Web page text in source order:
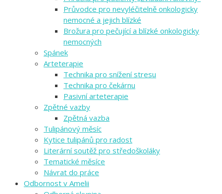
Průvodce pro nevyléčitelně onkologicky
nemocné a jejich blízké
Brožura pro pečující a blízké onkologicky
nemocných
Spánek
Arteterapie
Technika pro snížení stresu
Technika pro čekárnu
Pasivní arteterapie
Zpětné vazby
Zpětná vazba
Tulipánový měsíc
Kytice tulipánů pro radost
Literární soutěž pro středoškoláky
Tematické měsíce
Návrat do práce
Odbornost v Amelii